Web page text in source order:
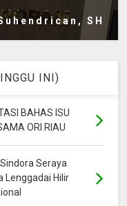
SH
INI)
BAHAS ISU
ORI RIAU
Seraya
Lenggadai Hilir